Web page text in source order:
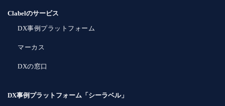
Clabelのサービス
DX事例プラットフォーム
マーカス
DXの窓口
DX事例プラットフォーム「シーラベル」